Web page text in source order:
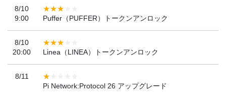
8/10
9:00
Puffer（PUFFER）トークンアンロック
8/10
20:00
Linea（LINEA）トークンアンロック
8/11
Pi Network:Protocol 26 アップグレード